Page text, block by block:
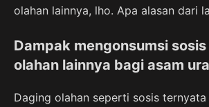
olahan lainnya, lho. Apa alasan dari
Dampak mengonsumsi
olahan lainnya bagi asam
Daging olahan seperti sosis ternyata